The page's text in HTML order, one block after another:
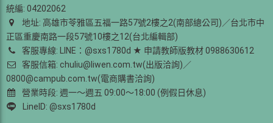
統編: 04202062
地址: 高雄市苓雅區五福一路57號2樓之2(南部總公司)／台北市中
正區重慶南路一段57號10樓之12(台北編輯部)
客服專線: LINE：@sxs1780d ★ 申請教師版教材 0988630612
客服信箱: chuliu@liwen.com.tw(出版洽詢)／
0800@campub.com.tw(電商購書洽詢)
營業時段: 週一～週五 09:00～18:00 (例假日休息)
LineID: @sxs1780d